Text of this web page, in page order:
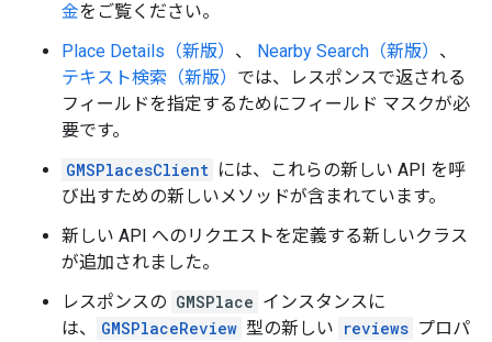
金をご覧ください。
Place Details（新版） 、 Nearby Search（新版） 、
テキスト検索（新版） では、レスポンスで返される
フィールドを指定するためにフィールド マスクが必
要です。
GMSPlacesClient には、これらの新しい API を呼
び出すための新しいメソッドが含まれています。
新しい API へのリクエストを定義する新しいクラス
が追加されました。
レスポンスの GMSPlace インスタンスに
は、
GMSPlaceReview 型の新しい reviews プロパ